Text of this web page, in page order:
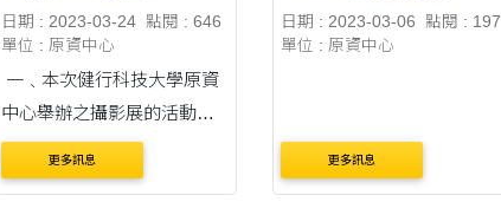
日期 : 2023-03-24 點閱 : 646
單位 : 原資中心
一﹑本次健行科技大學原資
中心舉辦之攝影展的活動，
希望能讓全校師生能夠深入
了解都蘭阿美族文化以及讓
更多訊息
日期 : 2023-03-06
點閱 : 197
單位 : 原資中心
更多訊息